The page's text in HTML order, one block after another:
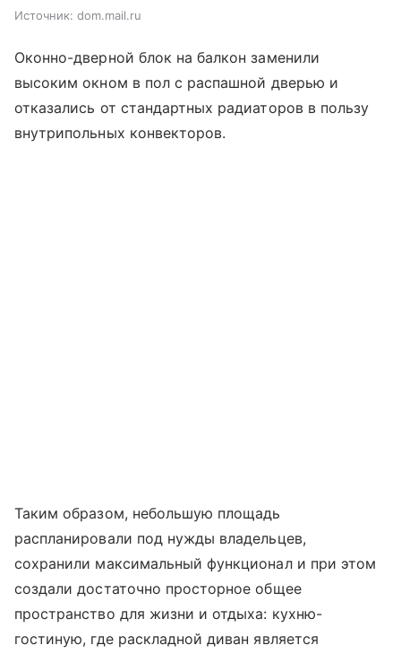
Источник: dom.mail.ru
Оконно-дверной блок на балкон заменили
высоким окном в пол с распашной дверью и
отказались от стандартных радиаторов в пользу
внутрипольных конвекторов.
Таким образом, небольшую площадь
распланировали под нужды владельцев,
сохранили максимальный функционал и при этом
создали достаточно просторное общее
пространство для жизни и отдыха: кухню-
гостиную, где раскладной диван является